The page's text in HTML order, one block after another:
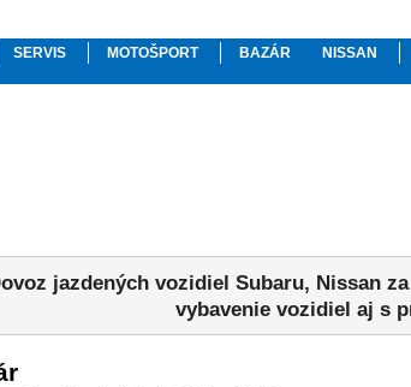
NISSAN
SERVIS MOTOŠPORT
BAZÁR
jazdených vozidiel Subaru, Nissan
vybavenie vozidiel aj s